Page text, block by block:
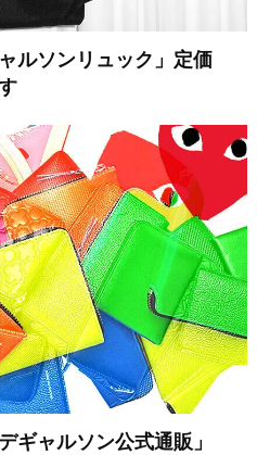
ルソンリュック」定価
ギャルソン公式通販」